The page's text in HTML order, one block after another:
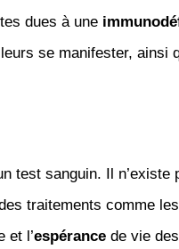
dues à une
se manifester, ainsi
test sanguin. Il n’existe
traitements comme
et l’espérancede vie des